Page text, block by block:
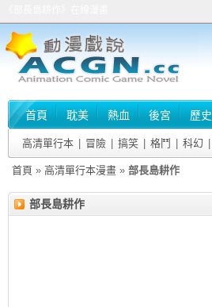
首頁 耽美 熱血 後宮 歷史
高清單行本 冒險 搞笑 格鬥 科幻
首頁 » 高清單行本漫畫 » 部長島耕作
部長島耕作